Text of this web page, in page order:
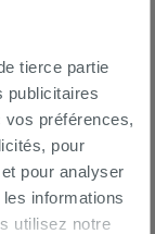
tierce partie
publicitaires
préférences,
pour
pour analyser
informations
utilisez notre